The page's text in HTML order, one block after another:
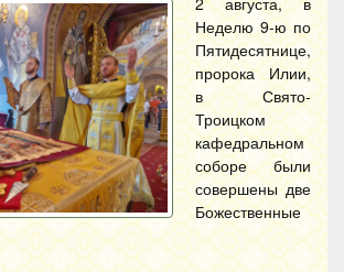
Неделю 9-ю по
Пятидесятнице,
пророка Илии,
в Свято-
Троицком
кафедральном
соборе были
совершены две
Божественные